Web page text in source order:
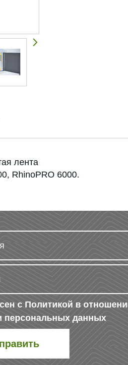
лента
RhinoPRO 6000.
с Политикой в
персональных данных